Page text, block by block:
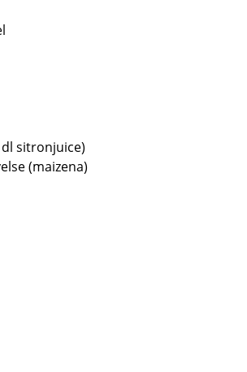
sitronjuice)
(maizena)